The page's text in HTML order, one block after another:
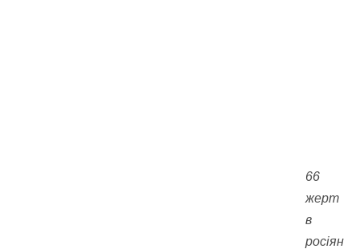
66
жерт
в
росіян